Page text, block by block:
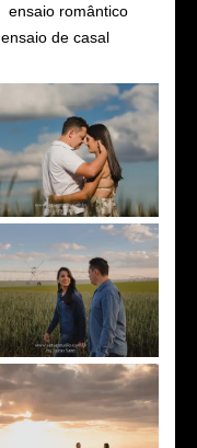
ensaio romântico
de casal